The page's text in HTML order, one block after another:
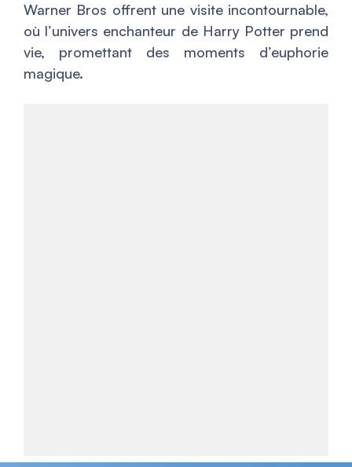
Warner Bros offrent une visite incontournable,
où l’univers enchanteur de Harry Potter prend
vie, promettant des moments d’euphorie
magique.